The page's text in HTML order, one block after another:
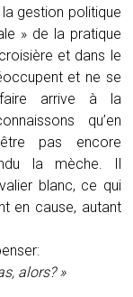
gestion politique
» de la pratique
et dans le
et ne se
arrive à la
qu’en
pas encore
la mèche. Il
blanc, ce qui
en cause, autant
alors?»